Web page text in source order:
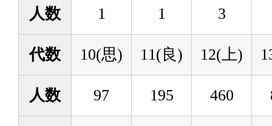
人数 1 1 3
代数 10(思) 11(良) 12(上)
人数 97 195 460